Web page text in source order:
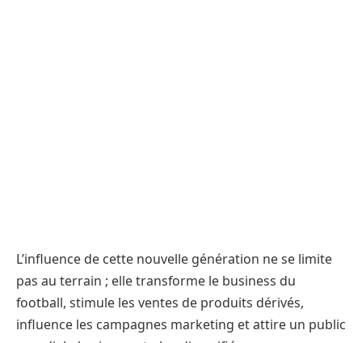
L’influence de cette nouvelle génération ne se limite
pas au terrain ; elle transforme le business du
football, stimule les ventes de produits dérivés,
influence les campagnes marketing et attire un public